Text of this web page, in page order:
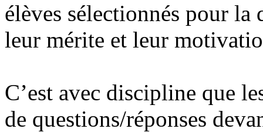
élèves sélectionnés pour
leur mérite et leur
C’est avec discipline que
de questions/réponses